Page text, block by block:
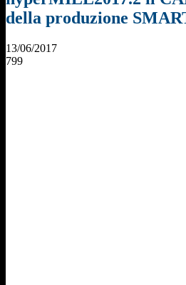
della produzione
13/06/2017
799